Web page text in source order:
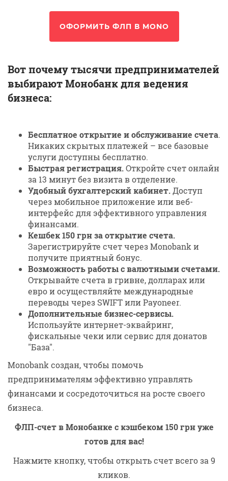
ОФОРМИТЬ ФЛП В MONO
Вот почему тысячи предпринимателей
выбирают Монобанк для ведения
бизнеса:
Бесплатное открытие и обслуживание счета.
Никаких скрытых платежей – все базовые
услуги доступны бесплатно.
Быстрая регистрация.Откройте счет онлайн
за 13 минут без визита в отделение.
Удобный бухгалтерский кабинет.Доступ
через мобильное приложение или веб-
интерфейс для эффективного управления
финансами.
Кешбек 150 грн за открытие счета.
Зарегистрируйте счет через Monobank и
получите приятный бонус.
Возможность работы с валютными счетами.
Открывайте счета в гривне, долларах или
евро и осуществляйте международные
переводы через SWIFT или Payoneer.
Дополнительные бизнес-сервисы.
Используйте интернет-эквайринг,
фискальные чеки или сервис для донатов
"База".
Monobank создан, чтобы помочь
предпринимателям эффективно управлять
финансами и сосредоточиться на росте своего
бизнеса.
ФЛП-счет в Монобанке с кэшбеком 150 грн уже
готов для вас!
Нажмите кнопку, чтобы открыть счет всего за 9
кликов.